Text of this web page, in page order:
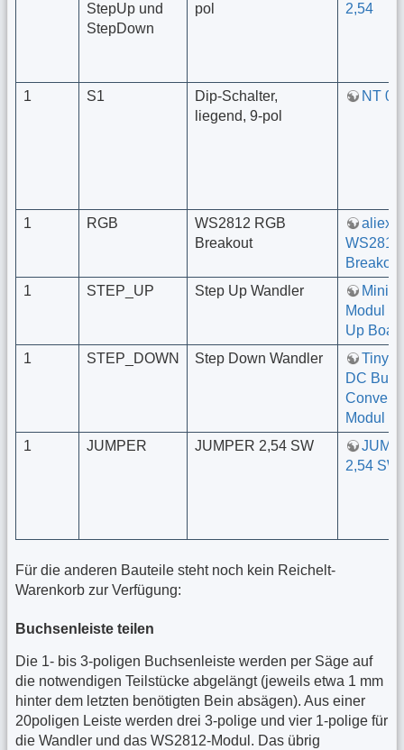
StepUp und
StepDown
pol
2,54
1 S1
Dip-Schalter,
liegend, 9-pol
NT 09
1 RGB
WS2812 RGB
Breakout
WS2812
Breakout
1
STEP_UP Step Up Wandler
Mini
Modul
Up
1
STEP_DOWN Step Down Wandler
Tiny
DC Buck
Modul
1
JUMPER JUMPER 2,54 SW
2,54 SW
Für die anderen Bauteile steht noch kein Reichelt-
Warenkorb zur Verfügung:
Buchsenleiste teilen
Die 1- bis 3-poligen Buchsenleiste werden per Säge auf
die notwendigen Teilstücke abgelängt (jeweils etwa 1 mm
hinter dem letzten benötigten Bein absägen). Aus einer
20poligen Leiste werden drei 3-polige und vier 1-polige für
die Wandler und das WS2812-Modul. Das übrig